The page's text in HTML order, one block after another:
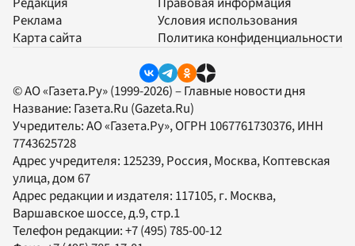
Реклама
Карта сайта
Условия использования
Политика конфиденциальности
© АО «Газета.Ру» (1999-2026) – Главные новости дня
Название: Газета.Ru (Gazeta.Ru)
Учредитель:АО «Газета.Ру», ОГРН 1067761730376, ИНН
7743625728
Адрес учредителя: 125239, Россия, Москва, Коптевская
улица, дом 67
Адрес редакции и издателя: 117105, г. Москва,
Варшавское шоссе, д.9, стр.1
Телефон редакции:+7 (495) 785-00-12